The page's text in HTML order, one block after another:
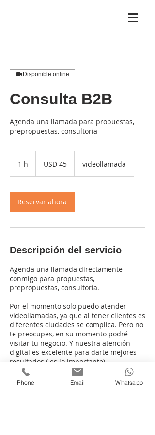
Disponible online
Consulta B2B
Agenda una llamada para propuestas,
prepropuestas, consultoría
1 h
estadounidenses
USD 45 videollamada
Reservar ahora
Descripción del servicio
Agenda una llamada directamente
conmigo para propuestas,
prepropuestas, consultoría.
Por el momento solo puedo atender
videollamadas, ya que al tener clientes es
diferentes ciudades se complica. Pero no
te preocupes, en su momento podré
visitar tu negocio. Y nuestra atención
digital es excelente para darte mejores
resultados ( es lo importante).
Recuerda tener instalado zoom y
Phone Email Whatsapp